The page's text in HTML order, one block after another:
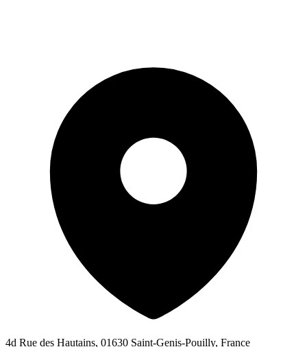
4d Rue des Hautains, 01630 Saint-Genis-Pouilly, France